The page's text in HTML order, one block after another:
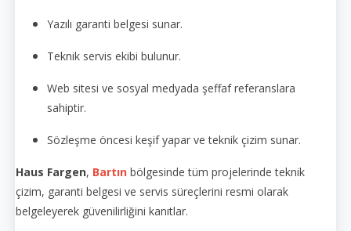
Yazılı garanti belgesi sunar.
Teknik servis ekibi bulunur.
Web sitesi ve sosyal medyada şeffaf referanslara
sahiptir.
Sözleşme öncesi keşif yapar ve teknik çizim sunar.
Haus Fargen, Bartın bölgesinde tüm projelerinde teknik
çizim, garanti belgesi ve servis süreçlerini resmi olarak
belgeleyerek güvenilirliğini kanıtlar.